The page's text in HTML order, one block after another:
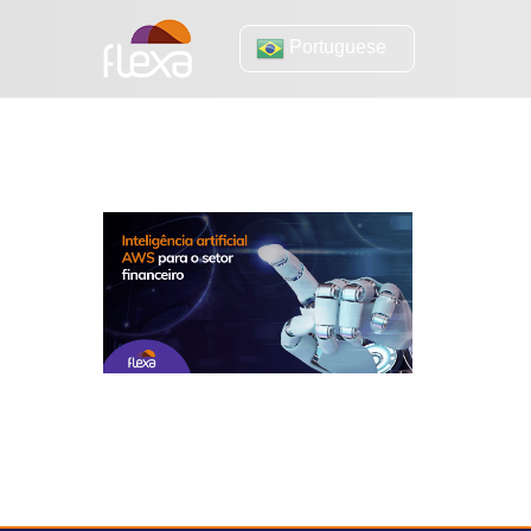
Portuguese